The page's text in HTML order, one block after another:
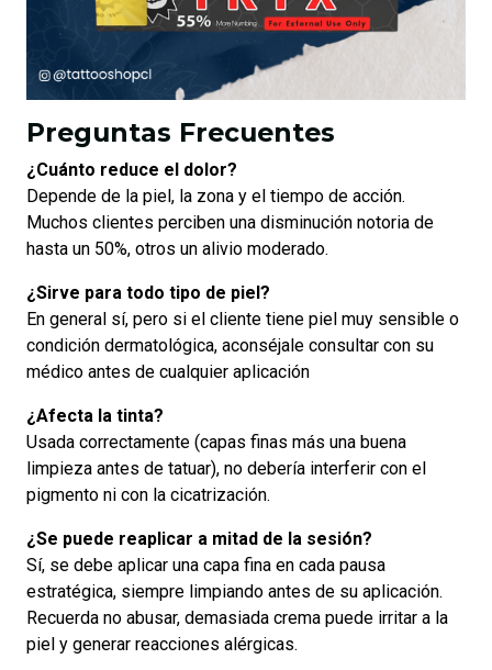
Preguntas Frecuentes
¿Cuánto reduce el dolor?
Depende de la piel, la zona y el tiempo de acción.
Muchos clientes perciben una disminución notoria de
hasta un 50%, otros un alivio moderado.
¿Sirve para todo tipo de piel?
En general sí, pero si el cliente tiene piel muy sensible o
condición dermatológica, aconséjale consultar con su
médico antes de cualquier aplicación
¿Afecta la tinta?
Usada correctamente (capas finas más una buena
limpieza antes de tatuar), no debería interferir con el
pigmento ni con la cicatrización.
¿Se puede reaplicar a mitad de la sesión?
Sí, se debe aplicar una capa fina en cada pausa
estratégica, siempre limpiando antes de su aplicación.
Recuerda no abusar, demasiada crema puede irritar a la
piel y generar reacciones alérgicas.